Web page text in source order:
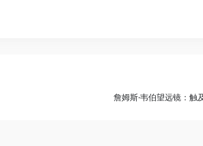
詹姆斯·韦伯望远镜：触